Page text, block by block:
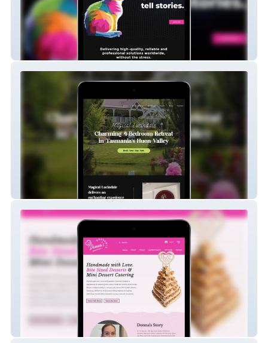
Zaeya
Magical Lucindale
Donnas Desserts